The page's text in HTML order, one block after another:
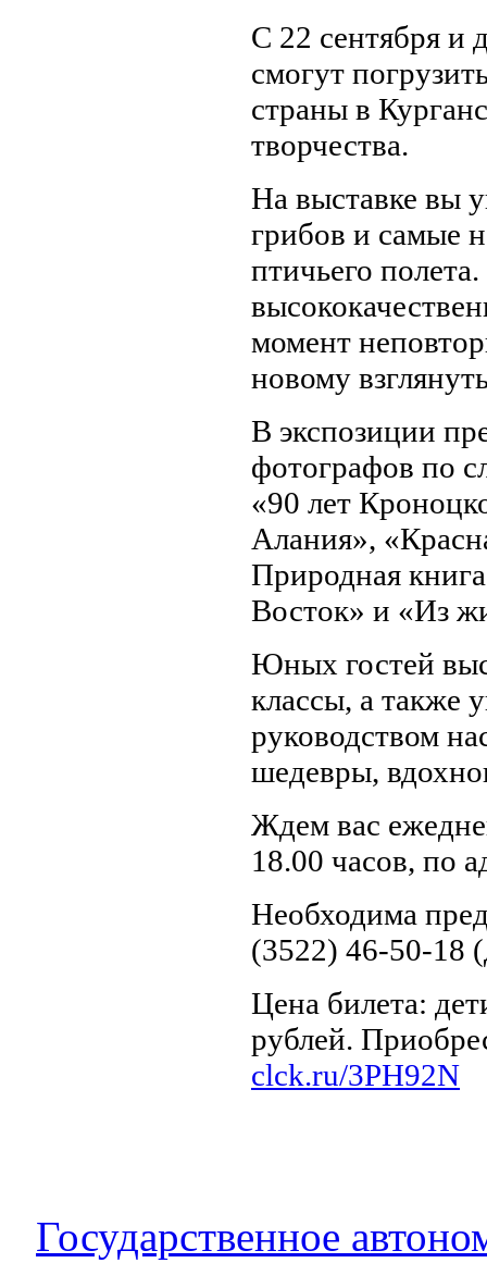
С 22 сентября и
смогут
страны в
творчества.
На выставке вы
грибов и самые
птичьего
момент
новому
В экспозиции
фотографов по
«90 лет
Алания»,
Природная
Восток» и «Из
Юных гостей
классы, а также
руководством
шедевры,
Ждем вас
18.00 часов, по
Необходима
(3522) 46-50-18
Цена билета:
рублей.
clck.ru/3PH92N
Государственное